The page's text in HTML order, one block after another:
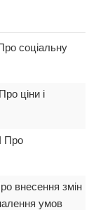
соціальну
ціни і
Про
внесення змін
умов